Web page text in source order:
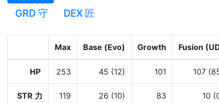
GRD 守
DEX 匠
Max Base (Evo) Growth Fusion
HP 253 45 (12) 101 107
STR 力 119 26 (10) 83 10